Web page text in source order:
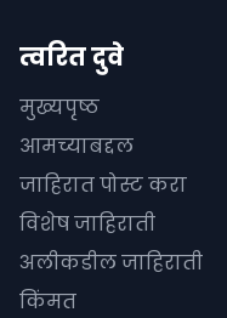
त्वरित दुवे
मुख्यपृष्ठ
आमच्याबद्दल
जाहिरात पोस्ट करा
विशेष जाहिराती
अलीकडील जाहिराती
किंमत